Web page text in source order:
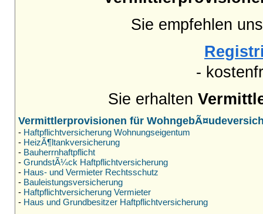
Sie empfehlen
-
Sie erhalten
Vermittlerprovisionen für
- Haftpflichtversicherung Wohnungseigentum
- HeizÃ¶ltankversicherung
- Bauherrnhaftpflicht
- GrundstÃ¼ck Haftpflichtversicherung
- Haus- und Vermieter Rechtsschutz
- Bauleistungsversicherung
- Haftpflichtversicherung Vermieter
- Haus und Grundbesitzer Haftpflichtversicherung